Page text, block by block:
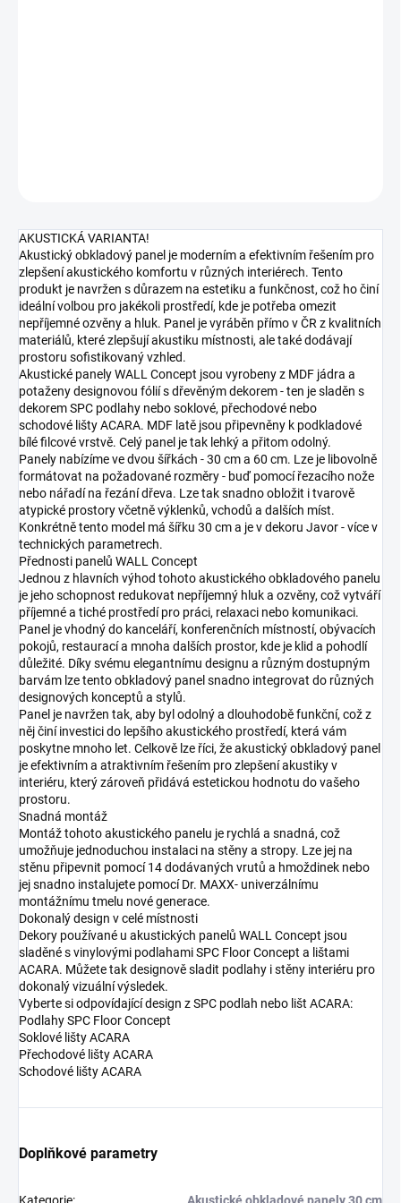
AKUSTICKÁ VARIANTA!
Akustický obkladový panel je moderním a efektivním řešením pro
zlepšení akustického komfortu v různých interiérech. Tento
produkt je navržen s důrazem na estetiku a funkčnost, což ho činí
ideální volbou pro jakékoli prostředí, kde je potřeba omezit
nepříjemné ozvěny a hluk. Panel je vyráběn přímo v ČR z kvalitních
materiálů, které zlepšují akustiku místnosti, ale také dodávají
prostoru sofistikovaný vzhled.
Akustické panely WALL Concept jsou vyrobeny z MDF jádra a
potaženy designovou fólií s dřevěným dekorem - ten je sladěn s
dekorem SPC podlahy nebo soklové, přechodové nebo
schodové lišty ACARA. MDF latě jsou připevněny k podkladové
bílé filcové vrstvě. Celý panel je tak lehký a přitom odolný.
Panely nabízíme ve dvou šířkách - 30 cm a 60 cm. Lze je libovolně
formátovat na požadované rozměry - buď pomocí řezacího nože
nebo nářadí na řezání dřeva. Lze tak snadno obložit i tvarově
atypické prostory včetně výklenků, vchodů a dalších míst.
Konkrétně tento model má šířku 30 cm a je v dekoru Javor - více v
technických parametrech.
Přednosti panelů WALL Concept
Jednou z hlavních výhod tohoto akustického obkladového panelu
je jeho schopnost redukovat nepříjemný hluk a ozvěny, což vytváří
příjemné a tiché prostředí pro práci, relaxaci nebo komunikaci.
Panel je vhodný do kanceláří, konferenčních místností, obývacích
pokojů, restaurací a mnoha dalších prostor, kde je klid a pohodlí
důležité. Díky svému elegantnímu designu a různým dostupným
barvám lze tento obkladový panel snadno integrovat do různých
designových konceptů a stylů.
Panel je navržen tak, aby byl odolný a dlouhodobě funkční, což z
něj činí investici do lepšího akustického prostředí, která vám
poskytne mnoho let. Celkově lze říci, že akustický obkladový panel
je efektivním a atraktivním řešením pro zlepšení akustiky v
interiéru, který zároveň přidává estetickou hodnotu do vašeho
prostoru.
Snadná montáž
Montáž tohoto akustického panelu je rychlá a snadná, což
umožňuje jednoduchou instalaci na stěny a stropy. Lze jej na
stěnu připevnit pomocí 14 dodávaných vrutů a hmoždinek nebo
jej snadno instalujete pomocí Dr. MAXX- univerzálnímu
montážnímu tmelu nové generace.
Dokonalý design v celé místnosti
Dekory používané u akustických panelů WALL Concept jsou
sladěné s vinylovými podlahami SPC Floor Concept a lištami
ACARA. Můžete tak designově sladit podlahy i stěny interiéru pro
dokonalý vizuální výsledek.
Vyberte si odpovídající design z SPC podlah nebo lišt ACARA:
Podlahy SPC Floor Concept
Soklové lišty ACARA
Přechodové lišty ACARA
Schodové lišty ACARA
Doplňkové parametry